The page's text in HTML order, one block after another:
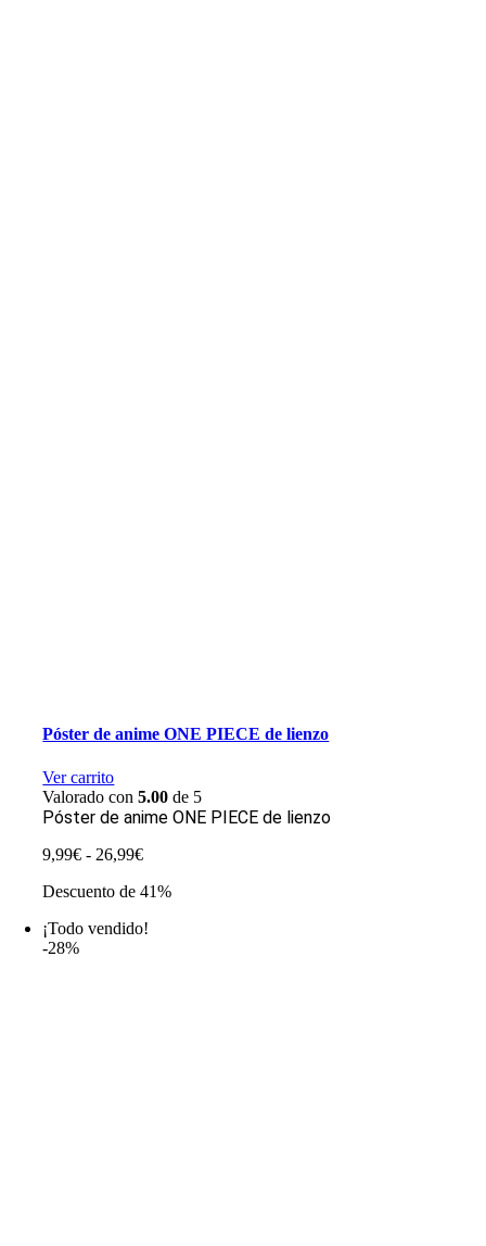
Póster de anime ONE PIECE de lienzo
Ver carrito
Valorado con5.00 de 5
Póster de anime ONE PIECE de lienzo
9,99€ - 26,99€Rango
precios:
9,99€
Descuento de 41%
¡Todo vendido!
-28%